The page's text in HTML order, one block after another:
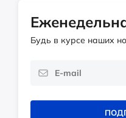
Будь в курсе наших